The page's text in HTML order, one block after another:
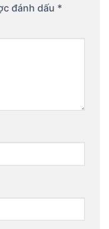
đánh dấu *